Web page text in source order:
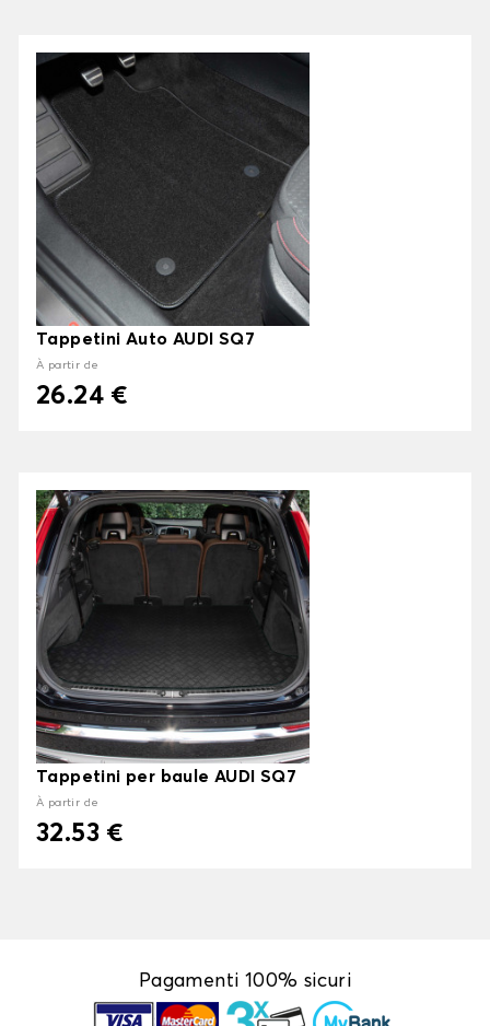
Tappetini Auto AUDI SQ7
À partir de
26.24 €
Tappetini per baule AUDI SQ7
À partir de
32.53 €
Pagamenti 100% sicuri